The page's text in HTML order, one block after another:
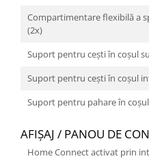
Compartimentare flexibilă a
(2x)
Suport pentru cești în coșul
Suport pentru cești în coșul
Suport pentru pahare în
AFIŞAJ / PANOU DE
Home Connect activat prin